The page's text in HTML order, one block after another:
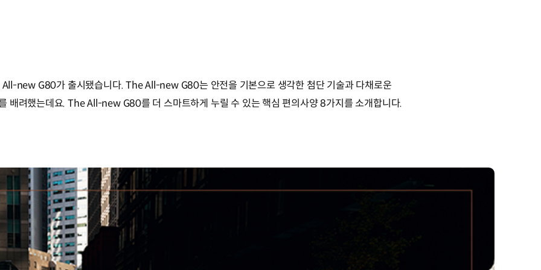
new G80가 출시됐습니다. The All-new G80는 안전을 기본으로 생각한 첨단 기술과 다채로운
배려했는데요. The All-new G80를 더 스마트하게 누릴 수 있는 핵심 편의사양 8가지를 소개합니다.